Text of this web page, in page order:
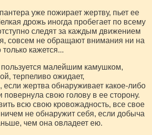
уже пожирает жертву, пьет ее
дрожь иногда пробегает по всему
следят за каждым движением
совсем не обращают внимания ни на
кажется...
пользуется малейшим камушком,
терпеливо ожидает,
если жертва обнаруживает какое-либо
повернула свою голову в ее сторону.
всю свою кровожадность, все свое
не обнаружит себя, если добыча
чем она овладеет ею.